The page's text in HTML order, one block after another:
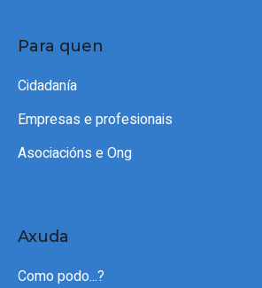
Para quen
Cidadanía
Empresas e profesionais
Asociacións e Ong
Axuda
Como podo...?